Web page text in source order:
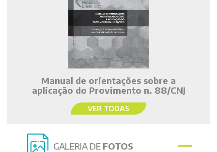
Manual de orientações sobre a
aplicação do Provimento n. 88/CNJ
VER TODAS
GALERIA DE FOTOS